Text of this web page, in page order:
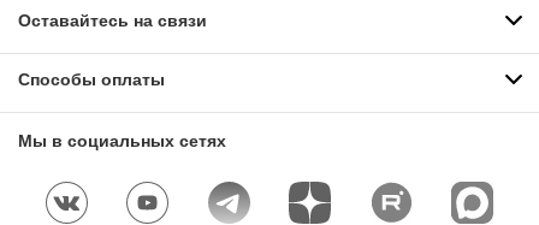
Оставайтесь на связи
Способы оплаты
Мы в социальных сетях